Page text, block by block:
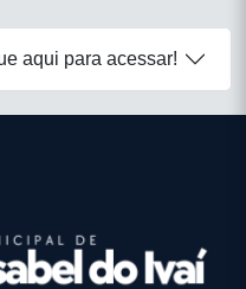
aqui para acessar!